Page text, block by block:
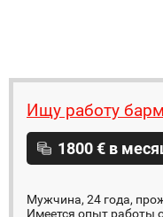
Ищу работу
1800 € в
Мужчина, 24 года,
Имеется опыт работы